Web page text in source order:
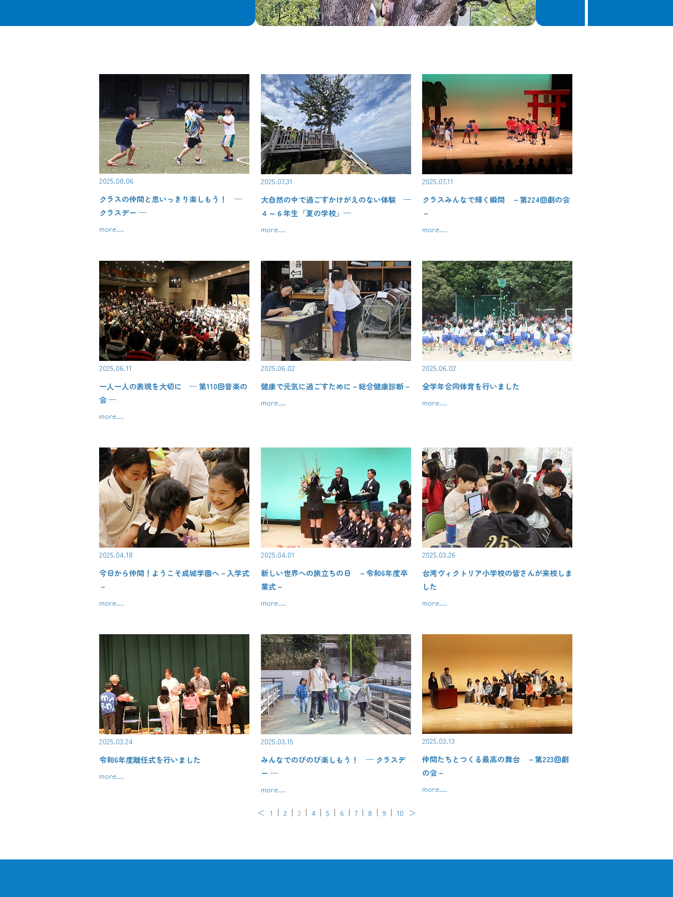
2025.08.06
クラスの仲間と思いっきり楽しもう！ —
クラスデー —
more....
2025.07.31
大自然の中で過ごすかけがえのない体験 —
４～６年生「夏の学校」—
more....
2025.07.11
クラスみんなで輝く瞬間 －第224回劇の会
－
more....
2025.06.11
一人一人の表現を大切に — 第110回音楽の
会 —
more....
2025.06.02
健康で元気に過ごすために－総合健康診断－
more....
2025.06.02
全学年合同体育を行いました
more....
2025.04.18
今日から仲間！ようこそ成城学園へ－入学式
－
more....
2025.04.01
新しい世界への旅立ちの日 －令和6年度卒
業式－
more....
2025.03.26
台湾ヴィクトリア小学校の皆さんが来校しま
した
more....
2025.03.24
令和6年度離任式を行いました
more....
2025.03.15
みんなでのびのび楽しもう！ — クラスデ
ー —
more....
2025.03.13
仲間たちとつくる最高の舞台 －第223回劇
の会－
more....
＜ 1 2 3 4 5 6 7 8 9 10 ＞